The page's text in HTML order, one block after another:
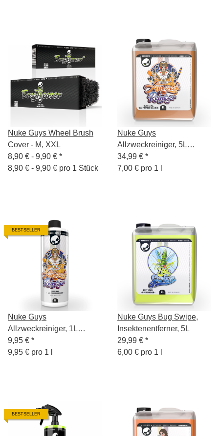
Nuke Guys Wheel Brush
Cover - M, XXL
8,90 € - 9,90 € *
8,90 € - 9,90 € pro 1 Stück
Nuke Guys
Allzweckreiniger, 5L
Konzentrat
34,99 € *
7,00 € pro 1 l
BESTSELLER
Nuke Guys
Allzweckreiniger, 1L
Konzentrat
9,95 € *
9,95 € pro 1 l
Nuke Guys Bug Swipe,
Insektenentferner, 5L
29,99 € *
6,00 € pro 1 l
BESTSELLER